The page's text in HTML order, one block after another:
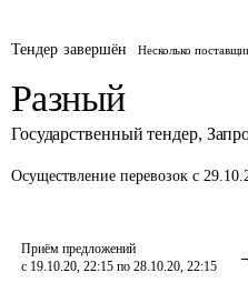
Тендер завершён Несколько
Разный
Государственный тендер,
Осуществление перевозок с
Приём предложений
с 19.10.20, 22:15 по 28.10.20, 22:15